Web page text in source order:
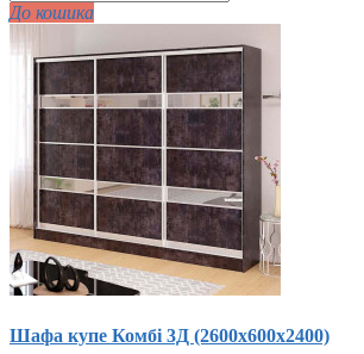
До кошика
Шафа купе Комбi 3Д (2600х600х2400)